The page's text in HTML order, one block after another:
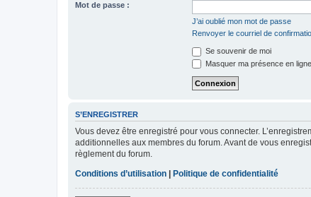
Mot de passe :
J’ai oublié mon mot de passe
Renvoyer le courriel de
Se souvenir de moi
Masquer ma présence en
S’ENREGISTRER
Vous devez être enregistré pour vous connecter.
additionnelles aux membres du forum. Avant de vous
règlement du forum.
Conditions d’utilisation | Politique de confidentialité